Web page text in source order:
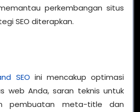
perkembangan situs
SEO diterapkan.
SEO ini mencakup optimasi
web Anda, saran teknis untuk
pembuatan meta-title dan